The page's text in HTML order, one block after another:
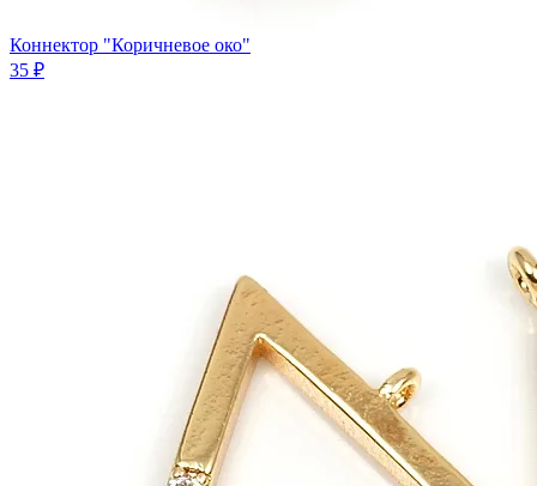
Коннектор "Коричневое око"
35 ₽